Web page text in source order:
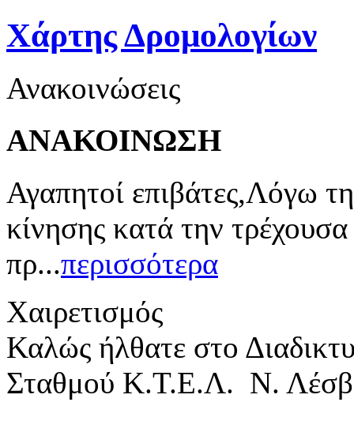
Χάρτης Δρομολογίων
Ανακοινώσεις
ΑΝΑΚΟΙΝΩΣΗ
Αγαπητοί επιβάτες,Λόγω
κίνησης κατά την
πρ...περισσότερα
Χαιρετισμός
Καλώς ήλθατε στο
Σταθμού Κ.Τ.Ε.Λ. Ν.